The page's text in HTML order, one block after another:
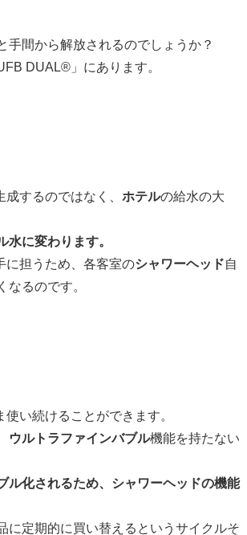
手間から解放されるのでしょうか？
DUAL®」にあります。
成するのではなく、 ホテルの給水の大
に変わります。
担うため、各客室のシャワーヘッド自
なるのです。
使い続けることができます。
ウルトラファインバブル機能を持たない
化されるため、シャワーヘッドの機能
に定期的に買い替えるというサイクルそ